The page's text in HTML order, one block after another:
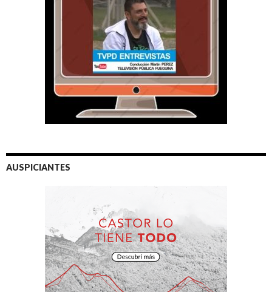
AUSPICIANTES